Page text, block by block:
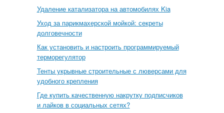
Удаление катализатора на автомобилях Kia
Уход за парикмахерской мойкой: секреты
долговечности
Как установить и настроить программируемый
терморегулятор
Тенты укрывные строительные с люверсами для
удобного крепления
Где купить качественную накрутку подписчиков
и лайков в социальных сетях?